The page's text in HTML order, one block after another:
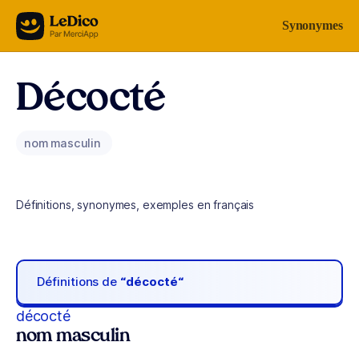
Aller au contenu Synonymes
Décocté
nom masculin
Définitions, synonymes, exemples en français
Définitions de “décocté“
décocté
nom masculin